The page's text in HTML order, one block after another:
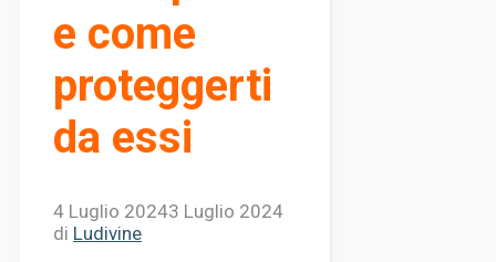
e come
proteggerti
da essi
4 Luglio 20243 Luglio 2024
di Ludivine